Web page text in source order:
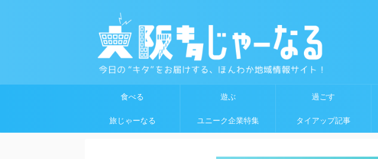
食べる 遊ぶ 過ごす
旅じゃーなる ユニーク企業特集 タイアップ記事